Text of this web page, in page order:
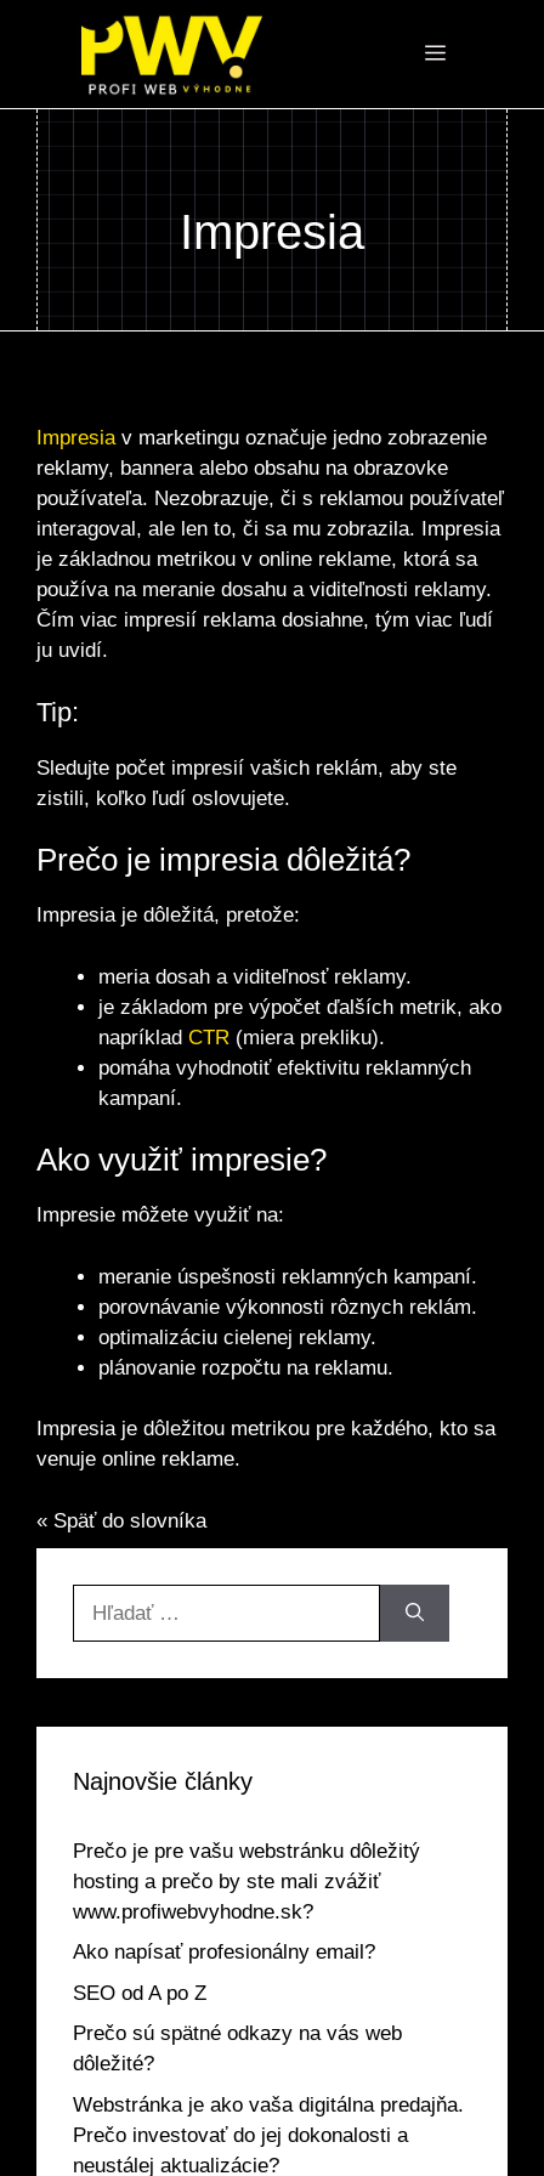
Menu
Impresia
Impresiav marketingu označuje jedno zobrazenie
reklamy, bannera alebo obsahu na obrazovke
používateľa. Nezobrazuje, či s reklamou používateľ
interagoval, ale len to, či sa mu zobrazila. Impresia
je základnou metrikou v online reklame, ktorá sa
používa na meranie dosahu a viditeľnosti reklamy.
Čím viac impresií reklama dosiahne, tým viac ľudí
ju uvidí.
Tip:
Sledujte počet impresií vašich reklám, aby ste
zistili, koľko ľudí oslovujete.
Prečo je impresia dôležitá?
Impresia je dôležitá, pretože:
meria dosah a viditeľnosť reklamy.
je základom pre výpočet ďalších metrik, ako
napríklad CTR (miera prekliku).
pomáha vyhodnotiť efektivitu reklamných
kampaní.
Ako využiť impresie?
Impresie môžete využiť na:
meranie úspešnosti reklamných kampaní.
porovnávanie výkonnosti rôznych reklám.
optimalizáciu cielenej reklamy.
plánovanie rozpočtu na reklamu.
Impresia je dôležitou metrikou pre každého, kto sa
venuje online reklame.
« Späť do slovníka
Najnovšie články
Prečo je pre vašu webstránku dôležitý
hosting a prečo by ste mali zvážiť
www.profiwebvyhodne.sk?
Ako napísať profesionálny email?
SEO od A po Z
Prečo sú spätné odkazy na vás web
dôležité?
Webstránka je ako vaša digitálna predajňa.
Prečo investovať do jej dokonalosti a
neustálej aktualizácie?